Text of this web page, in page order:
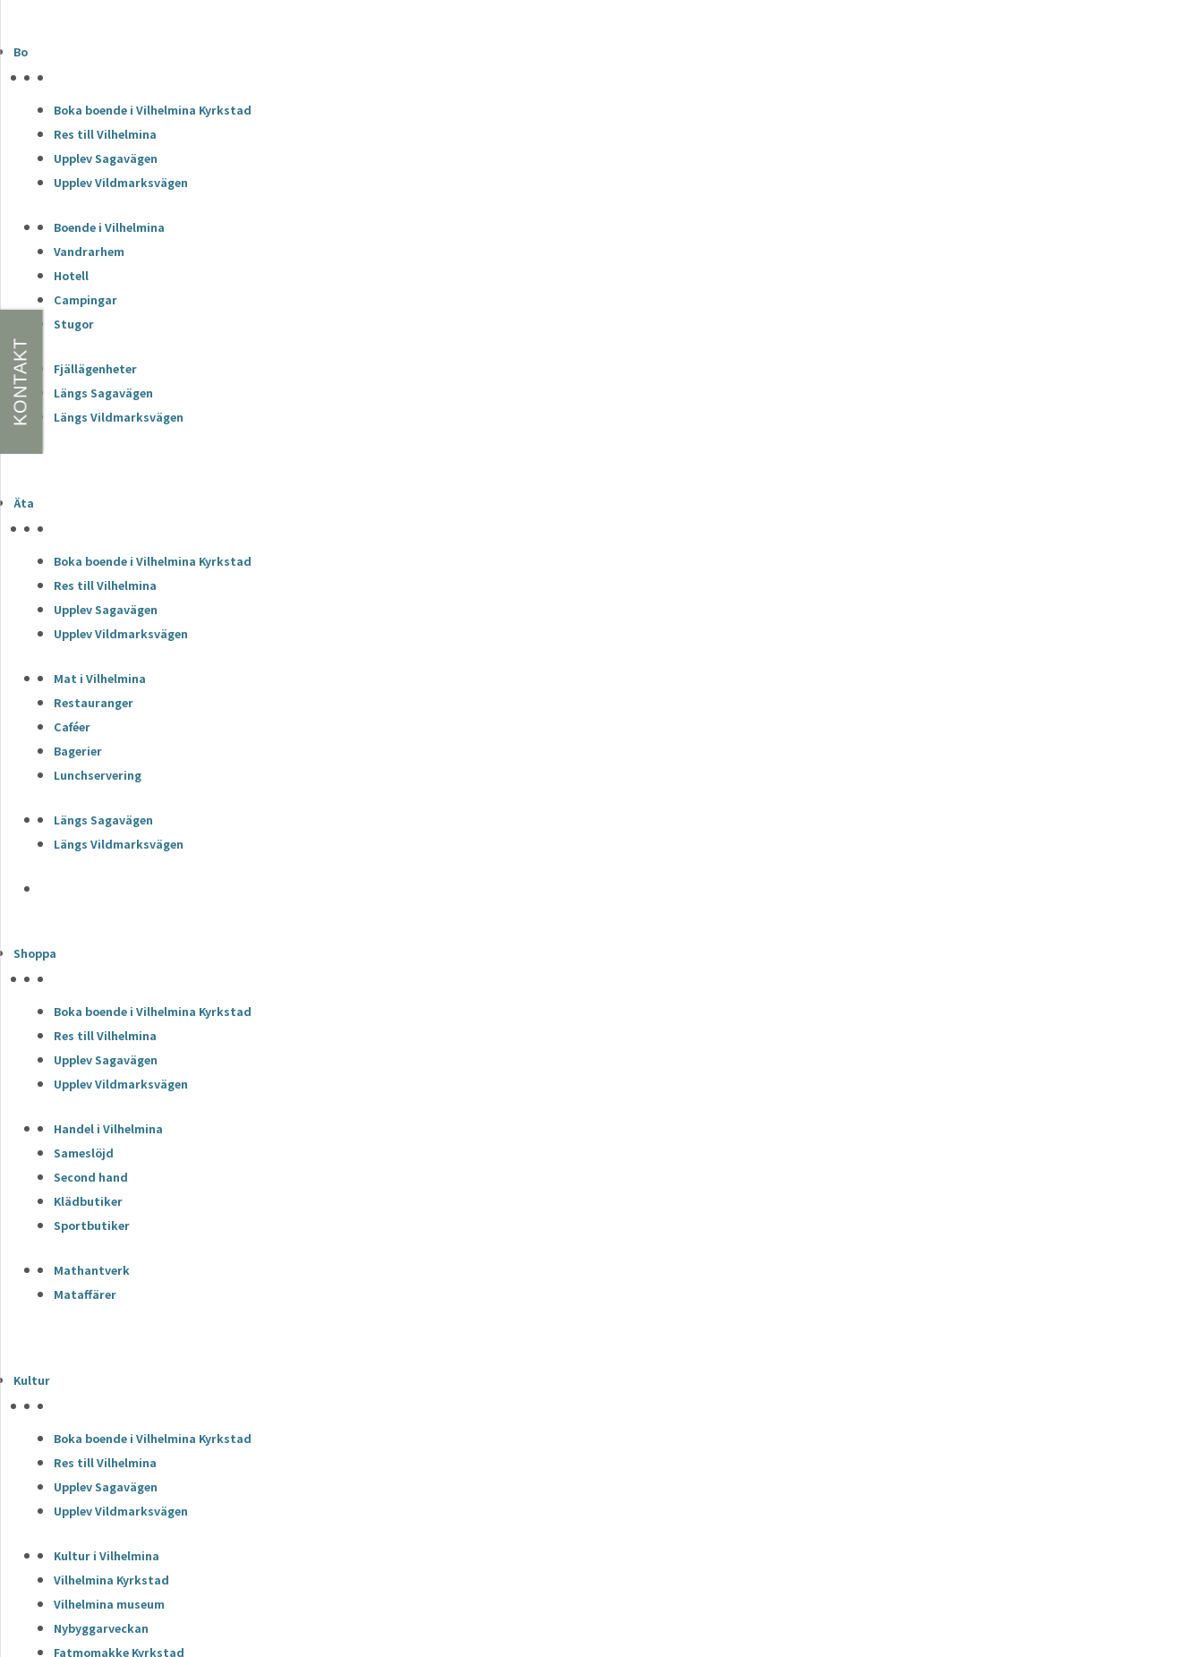
Bo
Boka boende i Vilhelmina Kyrkstad
Res till Vilhelmina
Upplev Sagavägen
Upplev Vildmarksvägen
Boende i Vilhelmina
Vandrarhem
Hotell
Campingar
Stugor
Fjällägenheter
Längs Sagavägen
Längs Vildmarksvägen
Äta
Boka boende i Vilhelmina Kyrkstad
Res till Vilhelmina
Upplev Sagavägen
Upplev Vildmarksvägen
Mat i Vilhelmina
Restauranger
Caféer
Bagerier
Lunchservering
Längs Sagavägen
Längs Vildmarksvägen
Shoppa
Boka boende i Vilhelmina Kyrkstad
Res till Vilhelmina
Upplev Sagavägen
Upplev Vildmarksvägen
Handel i Vilhelmina
Sameslöjd
Second hand
Klädbutiker
Sportbutiker
Mathantverk
Mataffärer
Kultur
Boka boende i Vilhelmina Kyrkstad
Res till Vilhelmina
Upplev Sagavägen
Upplev Vildmarksvägen
Kultur i Vilhelmina
Vilhelmina Kyrkstad
Vilhelmina museum
Nybyggarveckan
Fatmomakke Kyrkstad
KONTAKT